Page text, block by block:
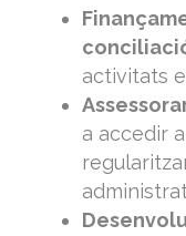
activitats
a accedir